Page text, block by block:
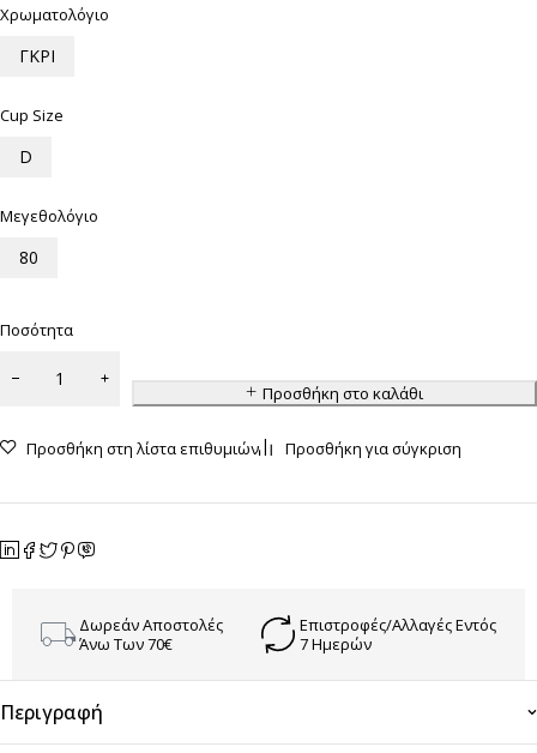
Χρωματολόγιο
ΓΚΡΙ
Cup Size
D
Μεγεθολόγιο
80
Ποσότητα
Προσθήκη στο καλάθι
Προσθήκη στη λίστα επιθυμιών Προσθήκη για σύγκριση
Δωρεάν Αποστολές
Άνω Των 70€
Επιστροφές/Αλλαγές Εντός
7 Ημερών
Περιγραφή